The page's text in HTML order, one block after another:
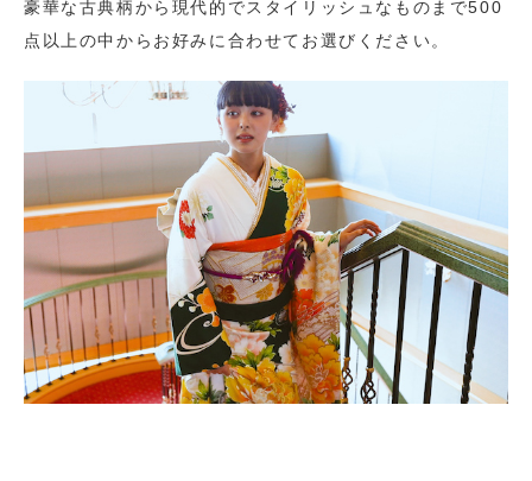
豪華な古典柄から現代的でスタイリッシュなものまで500
点以上の中からお好みに合わせてお選びください。